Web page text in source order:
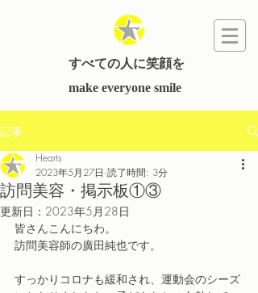
すべての人に笑顔を
​make everyone smile
記事
訪問美容・掲示板①③
Hearts
2023年5月27日 読了時間: 3分
更新日： 2023年5月28日
皆さんこんにちわ。
訪問美容師の廣田純也です。
すっかりコロナも緩和され、運動会のシーズ